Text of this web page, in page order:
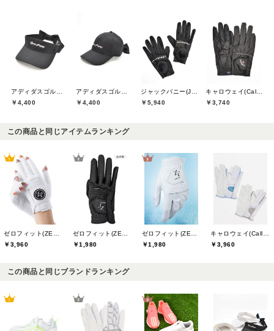
￥4,400
￥4,400
￥5,940
￥3,740
この商品と同じアイテムランキング
￥3,960
￥1,980
￥1,980
￥3,960
この商品と同じブランドランキング